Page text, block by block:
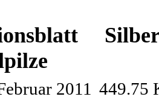
2011 449.75